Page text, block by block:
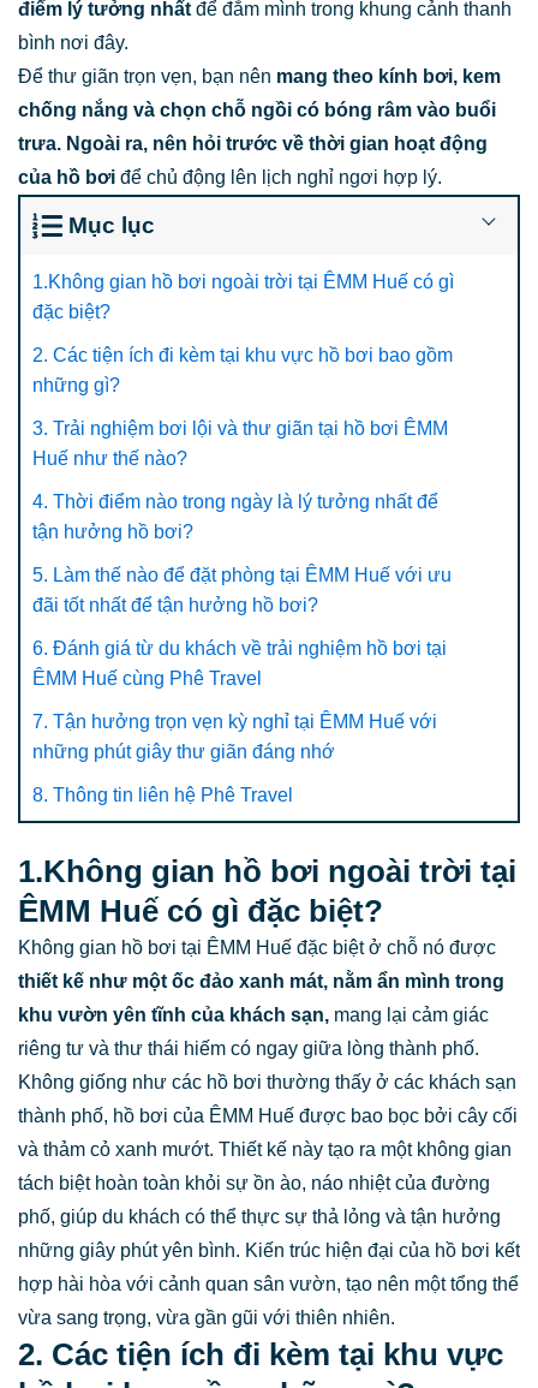
điểm lý tưởng nhất để đắm mình trong khung cảnh thanh
bình nơi đây.
Để thư giãn trọn vẹn, bạn nên mang theo kính bơi, kem
chống nắng và chọn chỗ ngồi có bóng râm vào buổi
trưa. Ngoài ra, nên hỏi trước về thời gian hoạt động
của hồ bơi để chủ động lên lịch nghỉ ngơi hợp lý.
Mục lục
1.Không gian hồ bơi ngoài trời tại ÊMM Huế có gì
đặc biệt?
2. Các tiện ích đi kèm tại khu vực hồ bơi bao gồm
những gì?
3. Trải nghiệm bơi lội và thư giãn tại hồ bơi ÊMM
Huế như thế nào?
4. Thời điểm nào trong ngày là lý tưởng nhất để
tận hưởng hồ bơi?
5. Làm thế nào để đặt phòng tại ÊMM Huế với ưu
đãi tốt nhất để tận hưởng hồ bơi?
6. Đánh giá từ du khách về trải nghiệm hồ bơi tại
ÊMM Huế cùng Phê Travel
7. Tận hưởng trọn vẹn kỳ nghỉ tại ÊMM Huế với
những phút giây thư giãn đáng nhớ
8. Thông tin liên hệ Phê Travel
1.Không gian hồ bơi ngoài trời tại
ÊMM Huế có gì đặc biệt?
Không gian hồ bơi tại ÊMM Huế đặc biệt ở chỗ nó được
thiết kế như một ốc đảo xanh mát, nằm ẩn mình trong
khu vườn yên tĩnh của khách sạn, mang lại cảm giác
riêng tư và thư thái hiếm có ngay giữa lòng thành phố.
Không giống như các hồ bơi thường thấy ở các khách sạn
thành phố, hồ bơi của ÊMM Huế được bao bọc bởi cây cối
và thảm cỏ xanh mướt. Thiết kế này tạo ra một không gian
tách biệt hoàn toàn khỏi sự ồn ào, náo nhiệt của đường
phố, giúp du khách có thể thực sự thả lỏng và tận hưởng
những giây phút yên bình. Kiến trúc hiện đại của hồ bơi kết
hợp hài hòa với cảnh quan sân vườn, tạo nên một tổng thể
vừa sang trọng, vừa gần gũi với thiên nhiên.
2. Các tiện ích đi kèm tại khu vực